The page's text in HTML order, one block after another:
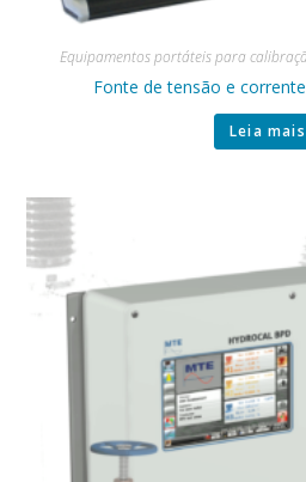
Equipamentos portáteis para
Fonte de tensão e
Leia mais